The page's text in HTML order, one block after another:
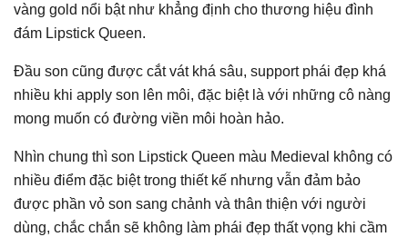
vàng gold nổi bật như khẳng định cho thương hiệu đình
đám Lipstick Queen.
Đầu son cũng được cắt vát khá sâu, support phái đẹp khá
nhiều khi apply son lên môi, đặc biệt là với những cô nàng
mong muốn có đường viền môi hoàn hảo.
Nhìn chung thì son Lipstick Queen màu Medieval không có
nhiều điểm đặc biệt trong thiết kế nhưng vẫn đảm bảo
được phần vỏ son sang chảnh và thân thiện với người
dùng, chắc chắn sẽ không làm phái đẹp thất vọng khi cầm